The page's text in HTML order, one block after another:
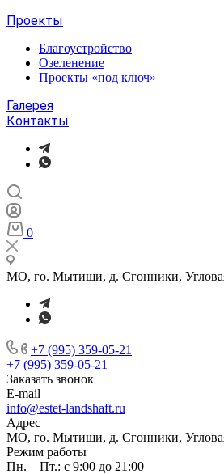
Проекты
Благоустройство
Озеленение
Проекты «под ключ»
Галерея
Контакты
0
МО, го. Мытищи, д. Сгонники,
+7 (995) 359-05-21
+7 (995) 359-05-21
Заказать звонок
E-mail
info@estet-landshaft.ru
Адрес
МО, го. Мытищи, д. Сгонники,
Режим работы
Пн. – Пт.: с 9:00 до 21:00